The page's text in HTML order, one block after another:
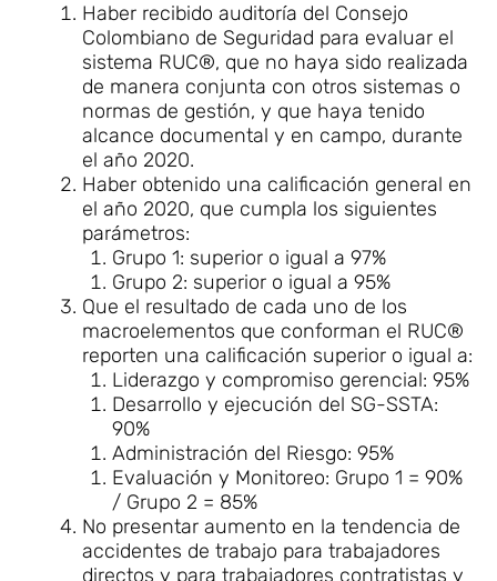
Haber recibido auditoría del Consejo
Colombiano de Seguridad para evaluar el
sistema RUC®, que no haya sido realizada
de manera conjunta con otros sistemas o
normas de gestión, y que haya tenido
alcance documental y en campo, durante
el año 2020.
Haber obtenido una calificación general en
el año 2020, que cumpla los siguientes
parámetros:
Grupo 1: superior o igual a 97%
Grupo 2: superior o igual a 95%
Que el resultado de cada uno de los
macroelementos que conforman el RUC®
reporten una calificación superior o igual a:
Liderazgo y compromiso gerencial: 95%
Desarrollo y ejecución del SG-SSTA:
90%
Administración del Riesgo: 95%
Evaluación y Monitoreo: Grupo 1 = 90%
/ Grupo 2 = 85%
No presentar aumento en la tendencia de
accidentes de trabajo para trabajadores
directos y para trabajadores contratistas y